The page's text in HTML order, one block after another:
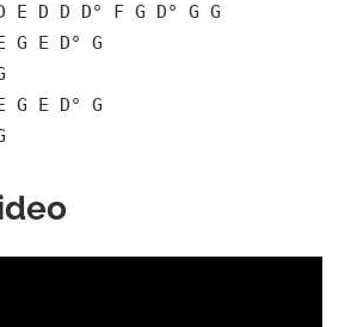
E D D D° F G D° G G
G E D° G
G E D° G